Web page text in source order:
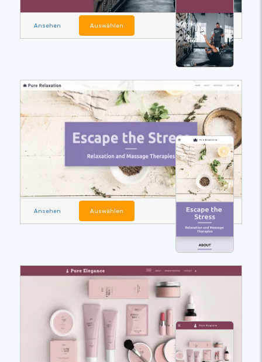
Ansehen Auswählen
Ansehen Auswählen